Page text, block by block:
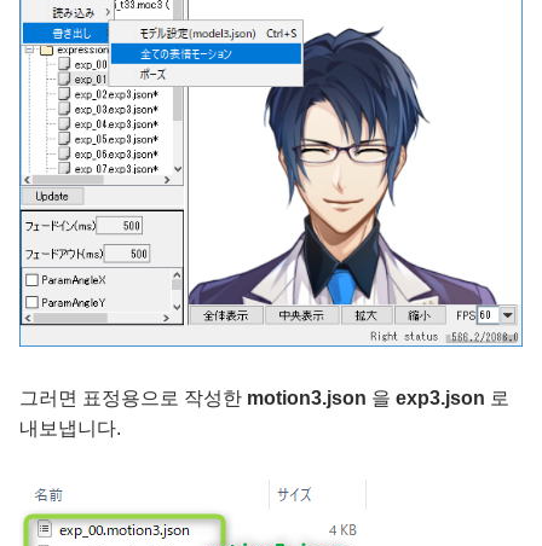
그러면 표정용으로 작성한 motion3.json 을 exp3.json 로
내보냅니다.